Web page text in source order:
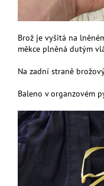
Brož je vyšitá na
měkce plněná dutým
Na zadní straně
Baleno v organzovém